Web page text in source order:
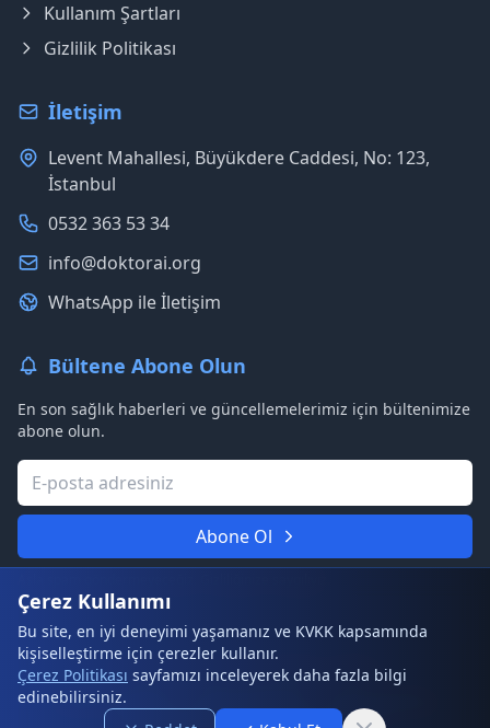
Kullanım Şartları
Gizlilik Politikası
İletişim
Levent Mahallesi, Büyükdere Caddesi, No: 123,
İstanbul
0532 363 53 34
info@doktorai.org
WhatsApp ile İletişim
Bültene Abone Olun
En son sağlık haberleri ve güncellemelerimiz için bültenimize
abone olun.
Abone Ol
© 2026 DoktorAI. Tüm hakları saklıdır.
Kullanım Şartları
Sıkça Sorulan Sorular
Site Haritası
Çerez Kullanımı
Bu site, en iyi deneyimi yaşamanız ve KVKK kapsamında
kişiselleştirme için çerezler kullanır.
Çerez Politikası sayfamızı inceleyerek daha fazla bilgi
edinebilirsiniz.